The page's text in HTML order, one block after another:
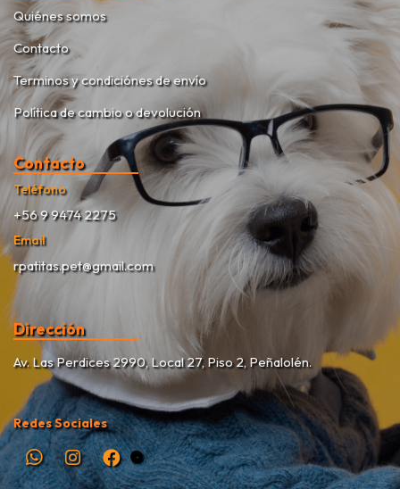
Quiénes somos
Contacto
Terminos y condiciónes de envío
Política de cambio o devolución
Contacto
Teléfono
+56 9 9474 2275
Email
rpatitas.pet@gmail.com
Dirección
Av. Las Perdices 2990, Local 27, Piso 2, Peñalolén.
Redes Sociales